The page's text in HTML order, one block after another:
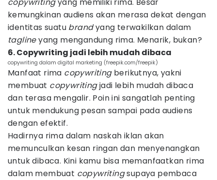
kemungkinan audiens akan merasa dekat dengan
identitas suatu brandyang terwakilkan dalam
taglineyang mengandung rima. Menarik, bukan?
6. Copywriting jadi lebih mudah dibaca
copywriting dalam digital marketing (freepik.com/freepik)
Manfaat rima copywritingberikutnya, yakni
membuat copywritingjadi lebih mudah dibaca
dan terasa mengalir. Poin ini sangatlah penting
untuk mendukung pesan sampai pada audiens
dengan efektif.
Hadirnya rima dalam naskah iklan akan
memunculkan kesan ringan dan menyenangkan
untuk dibaca. Kini kamu bisa memanfaatkan rima
dalam membuat copywritingsupaya pembaca